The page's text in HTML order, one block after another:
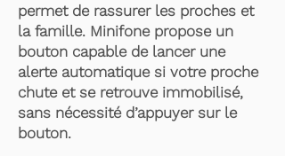
permet de rassurer les proches et
la famille. Minifone propose un
bouton capable de lancer une
alerte automatique si votre proche
chute et se retrouve immobilisé,
sans nécessité d’appuyer sur le
bouton.